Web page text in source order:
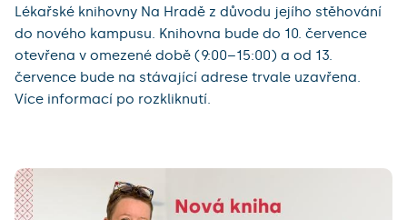
Lékařské knihovny Na Hradě z důvodu jejího stěhování
do nového kampusu. Knihovna bude do 10. července
otevřena v omezené době (9:00–15:00) a od 13.
července bude na stávající adrese trvale uzavřena.
Více informací po rozkliknutí.